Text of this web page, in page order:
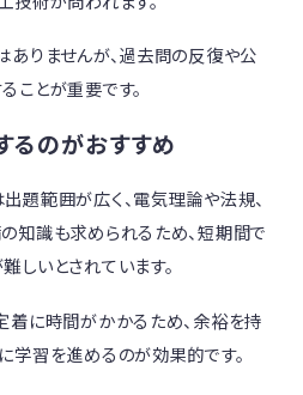
ありませんが、過去問の反復や公
ことが重要です。
るのがおすすめ
題範囲が広く、電気理論や法規、
知識も求められるため、短期間で
しいとされています。
着に時間がかかるため、余裕を持
学習を進めるのが効果的です。